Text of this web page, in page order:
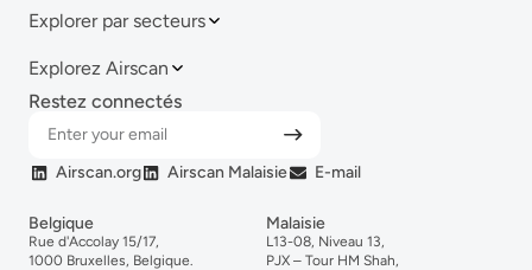
Explorer par secteurs
Explorez Airscan
Restez connectés
Airscan.org Airscan Malaisie E-mail
Belgique
Rue d'Accolay 15/17,
1000 Bruxelles, Belgique.
Malaisie
L13-08, Niveau 13,
PJX – Tour HM Shah,